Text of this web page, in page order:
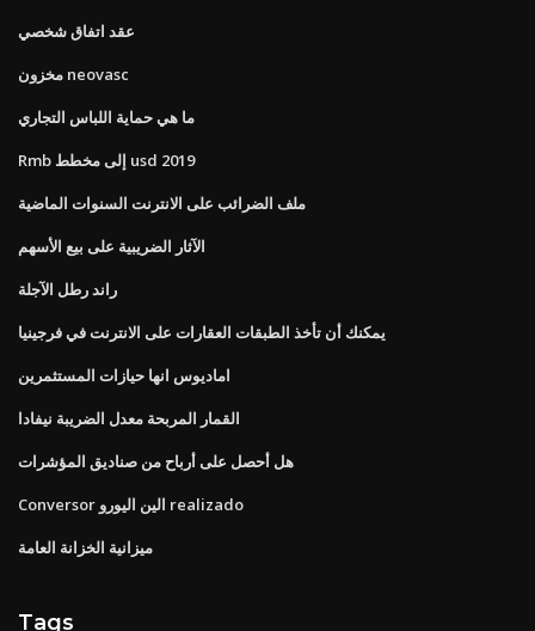
عقد اتفاق شخصي
مخزون neovasc
ما هي حماية اللباس التجاري
Rmb إلى مخطط usd 2019
ملف الضرائب على الانترنت السنوات الماضية
الآثار الضريبية على بيع الأسهم
راند رطل الآجلة
يمكنك أن تأخذ الطبقات العقارات على الانترنت في فرجينيا
اماديوس انها حيازات المستثمرين
القمار المربحة معدل الضريبة نيفادا
هل أحصل على أرباح من صناديق المؤشرات
Conversor الين اليورو realizado
ميزانية الخزانة العامة
Tags